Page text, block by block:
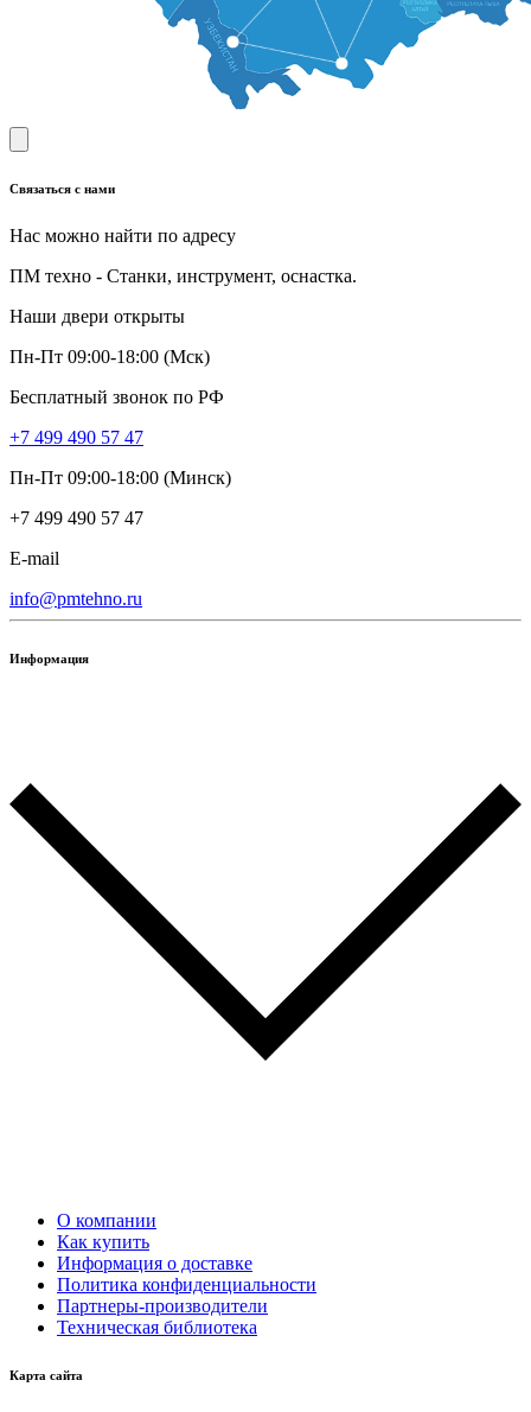
Связаться с нами
Нас можно найти по адресу
ПМ техно - Станки, инструмент, оснастка.
Наши двери открыты
Пн-Пт 09:00-18:00 (Мск)
Бесплатный звонок по РФ
+7 499 490 57 47
Пн-Пт 09:00-18:00 (Минск)
+7 499 490 57 47
E-mail
info@pmtehno.ru
Информация
О компании
Как купить
Информация о доставке
Политика конфиденциальности
Партнеры-производители
Техническая библиотека
Карта сайта